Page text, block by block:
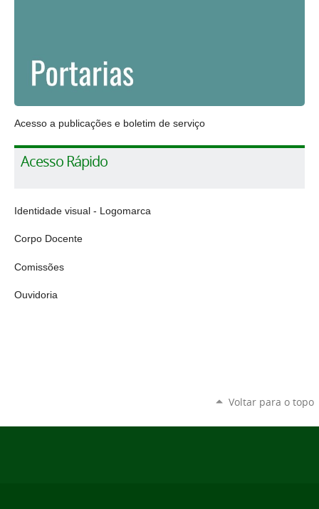
Acesso a publicações e boletim de serviço
Acesso Rápido
Identidade visual - Logomarca
Corpo Docente
Comissões
Ouvidoria
Voltar para o topo